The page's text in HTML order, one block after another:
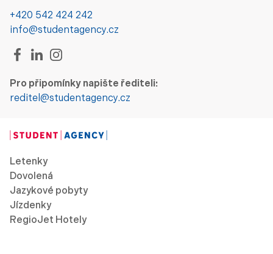
+420 542 424 242
info@studentagency.cz
Pro připomínky napište řediteli:
reditel@studentagency.cz
Letenky
Dovolená
Jazykové pobyty
Jízdenky
RegioJet Hotely